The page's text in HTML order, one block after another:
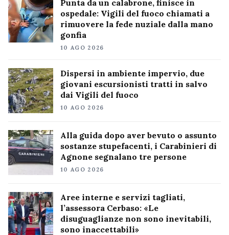
Punta da un calabrone, finisce in
ospedale: Vigili del fuoco chiamati a
rimuovere la fede nuziale dalla mano
gonfia
10 AGO 2026
Dispersi in ambiente impervio, due
giovani escursionisti tratti in salvo
dai Vigili del fuoco
10 AGO 2026
Alla guida dopo aver bevuto o assunto
sostanze stupefacenti, i Carabinieri di
Agnone segnalano tre persone
10 AGO 2026
Aree interne e servizi tagliati,
l’assessora Cerbaso: «Le
disuguaglianze non sono inevitabili,
sono inaccettabili»